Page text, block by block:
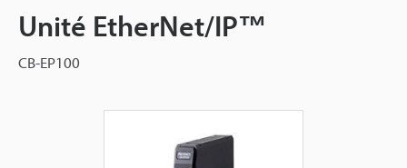
Unité EtherNet/IP™
CB-EP100